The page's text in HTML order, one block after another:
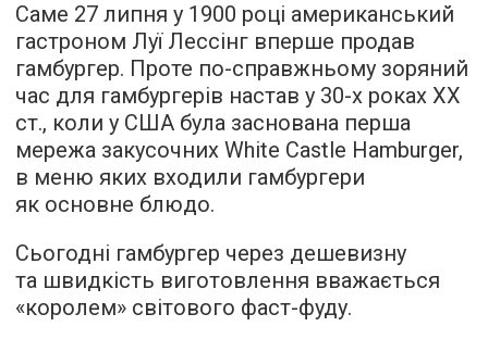
Саме 27 липня у 1900 році американський
гастроном Луї Лессінг вперше продав
гамбургер. Проте по-справжньому зоряний
час для гамбургерів настав у 30-х роках XX
ст., коли у США була заснована перша
мережа закусочних White Castle Hamburger,
в меню яких входили гамбургери
як основне блюдо.
Сьогодні гамбургер через дешевизну
та швидкість виготовлення вважається
«королем» світового фаст-фуду.